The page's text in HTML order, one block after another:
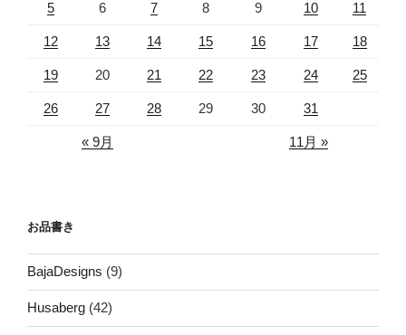
5 6 7 8 9 10 11
12 13 14 15 16 17 18
19 20 21 22 23 24 25
26 27 28 29 30 31
« 9月 11月 »
お品書き
BajaDesigns (9)
Husaberg (42)